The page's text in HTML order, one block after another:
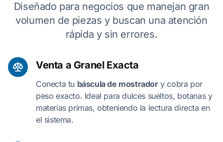
Diseñado para negocios que manejan gran
volumen de piezas y buscan una atención
rápida y sin errores.
Venta a Granel Exacta
Conecta tu báscula de mostradory cobra por
peso exacto. Ideal para dulces sueltos, botanas y
materias primas, obteniendo la lectura directa en
el sistema.